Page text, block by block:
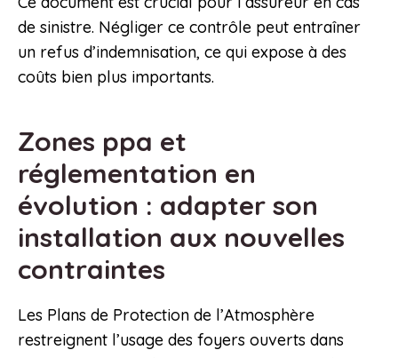
de sinistre. Négliger ce contrôle peut entraîner
un refus d’indemnisation, ce qui expose à des
coûts bien plus importants.
Zones ppa et
réglementation en
évolution : adapter son
installation aux nouvelles
contraintes
Les Plans de Protection de l’Atmosphère
restreignent l’usage des foyers ouverts dans